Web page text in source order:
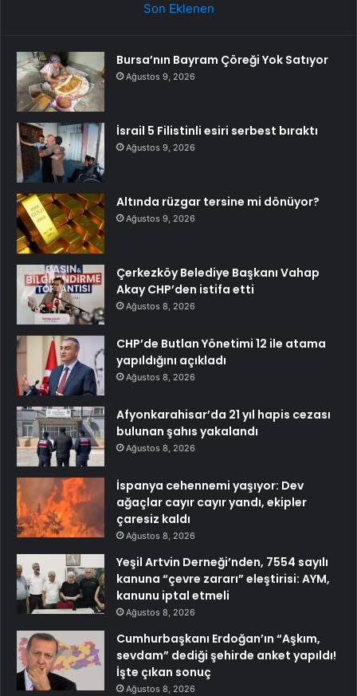
Son Eklenen
Bursa’nın Bayram Çöreği Yok Satıyor
Ağustos 9, 2026
İsrail 5 Filistinli esiri serbest bıraktı
Ağustos 9, 2026
Altında rüzgar tersine mi dönüyor?
Ağustos 9, 2026
Çerkezköy Belediye Başkanı Vahap
Akay CHP’den istifa etti
Ağustos 8, 2026
CHP’de Butlan Yönetimi 12 ile atama
yapıldığını açıkladı
Ağustos 8, 2026
Afyonkarahisar’da 21 yıl hapis cezası
bulunan şahıs yakalandı
Ağustos 8, 2026
İspanya cehennemi yaşıyor: Dev
ağaçlar cayır cayır yandı, ekipler
çaresiz kaldı
Ağustos 8, 2026
Yeşil Artvin Derneği’nden, 7554 sayılı
kanuna “çevre zararı” eleştirisi: AYM,
kanunu iptal etmeli
Ağustos 8, 2026
Cumhurbaşkanı Erdoğan’ın “Aşkım,
sevdam” dediği şehirde anket yapıldı!
İşte çıkan sonuç
Ağustos 8, 2026